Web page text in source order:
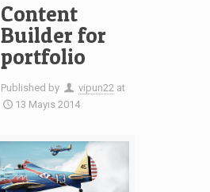
Content
Builder for
portfolio
Published by vipun22 at
13 Mayıs 2014